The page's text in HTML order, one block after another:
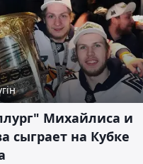
Михайлиса и
сыграет на Кубке